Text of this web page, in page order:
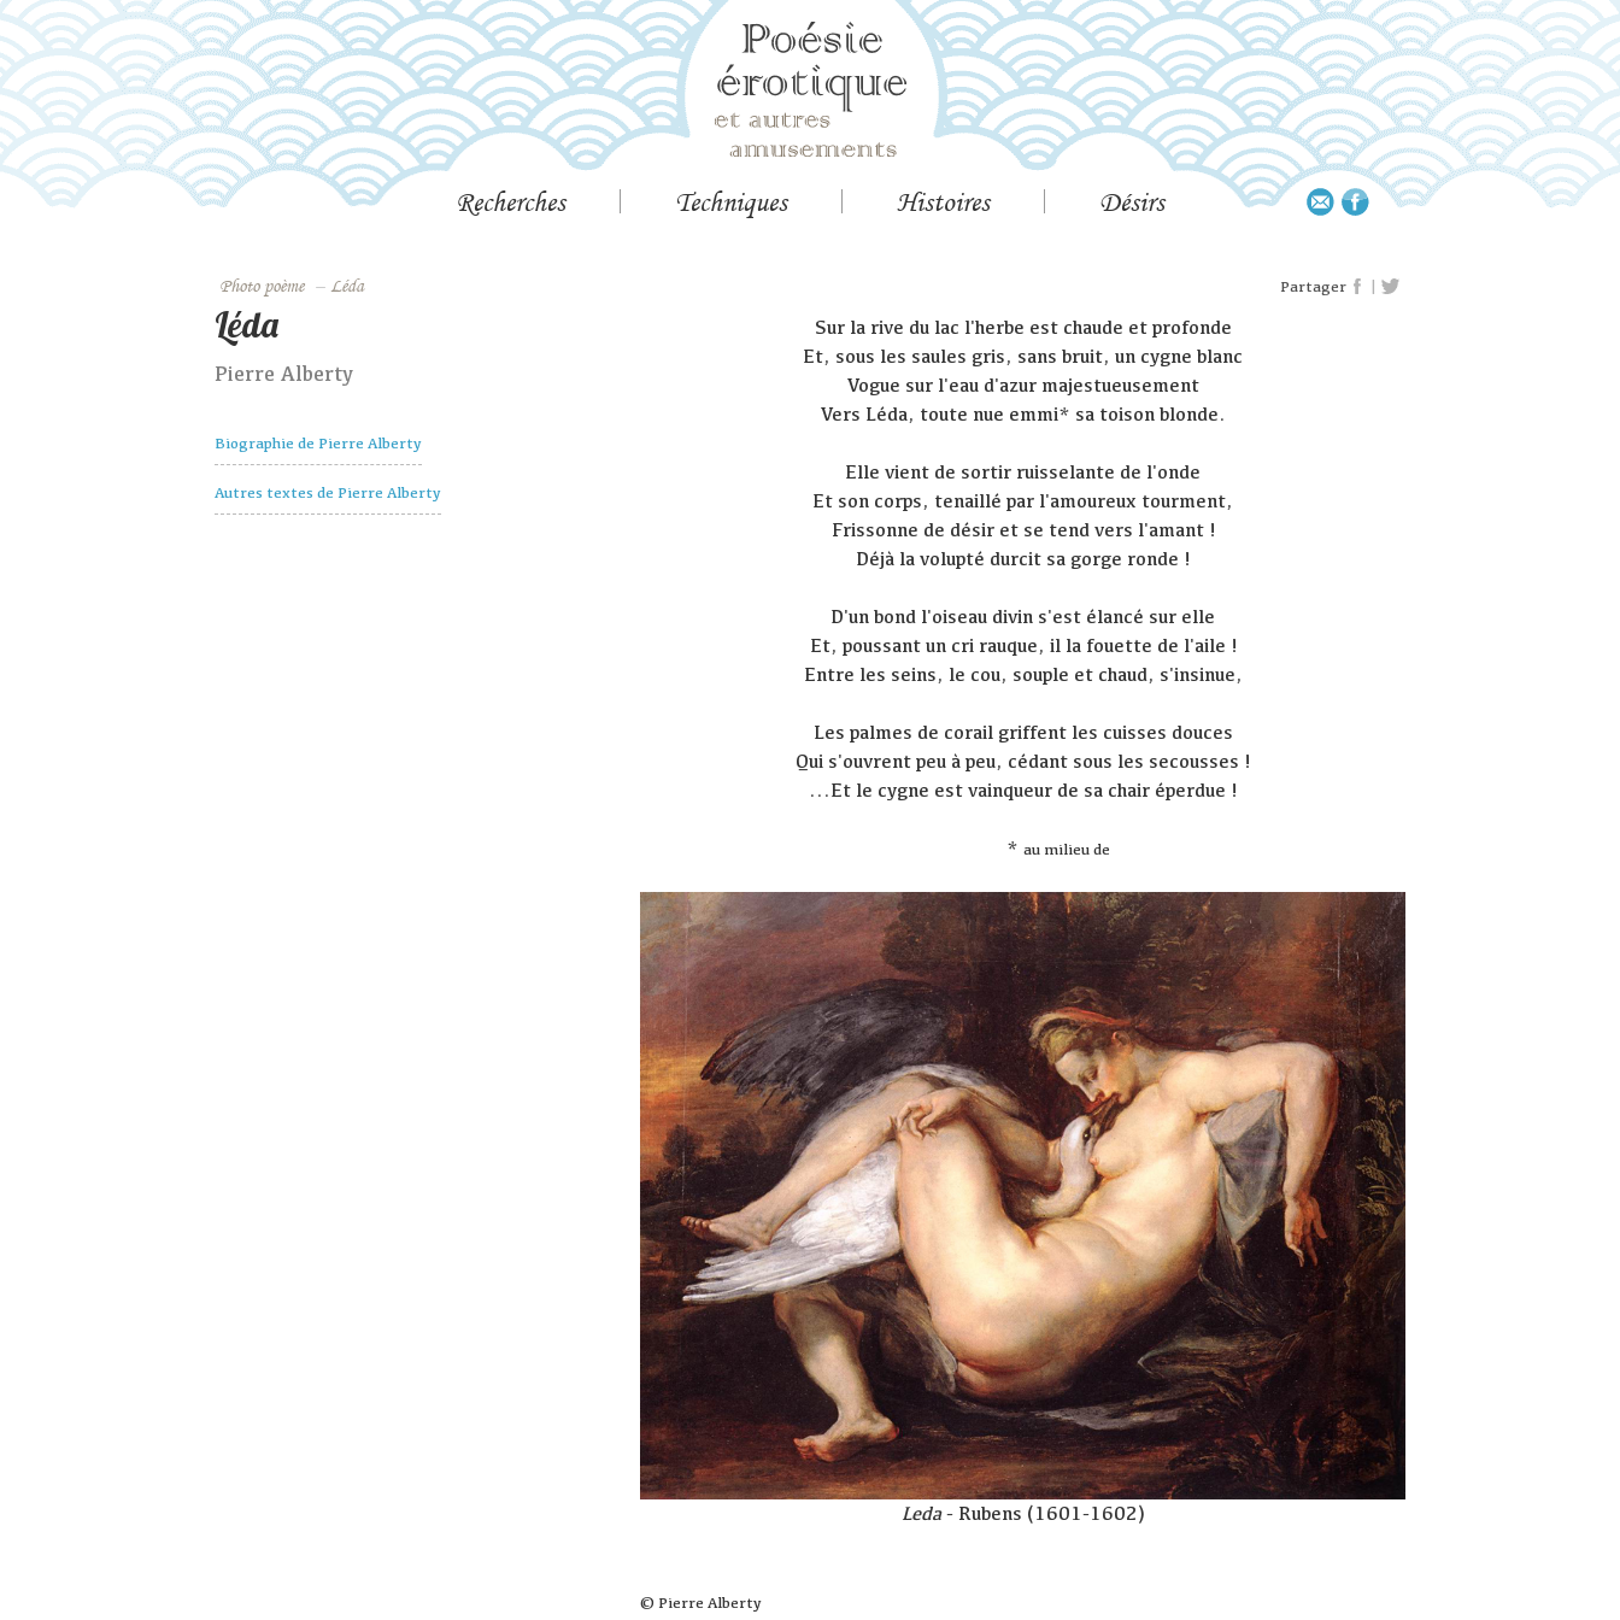
Recherches Techniques Histoires Désirs
Photo poème – Léda Partager |
Léda
Pierre Alberty
Biographie de Pierre Alberty
Autres textes de Pierre Alberty
Sur la rive du lac l'herbe est chaude et profonde
Et, sous les saules gris, sans bruit, un cygne blanc
Vogue sur l'eau d'azur majestueusement
Vers Léda, toute nue emmi* sa toison blonde.
Elle vient de sortir ruisselante de l'onde
Et son corps, tenaillé par l'amoureux tourment,
Frissonne de désir et se tend vers l'amant !
Déjà la volupté durcit sa gorge ronde !
D'un bond l'oiseau divin s'est élancé sur elle
Et, poussant un cri rauque, il la fouette de l'aile !
Entre les seins, le cou, souple et chaud, s'insinue,
Les palmes de corail griffent les cuisses douces
Qui s'ouvrent peu à peu, cédant sous les secousses !
...Et le cygne est vainqueur de sa chair éperdue !
*au milieu de
Leda- Rubens (1601-1602)
© Pierre Alberty